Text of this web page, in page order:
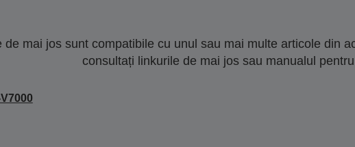
de mai jos sunt compatibile cu unul sau mai multe articole din
consultați linkurile de mai jos sau manualul